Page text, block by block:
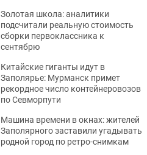
Золотая школа: аналитики
подсчитали реальную стоимость
сборки первоклассника к
сентябрю
Китайские гиганты идут в
Заполярье: Мурманск примет
рекордное число контейнеровозов
по Севморпути
Машина времени в окнах: жителей
Заполярного заставили угадывать
родной город по ретро-снимкам